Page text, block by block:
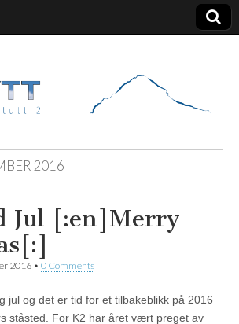
2016
Jul [:en]Merry
2016 • 0 Comments
jul og det er tid for et tilbakeblikk på 2016
ståsted. For K2 har året vært preget av